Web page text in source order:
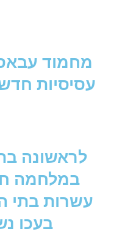
מחמוד
עסיסיות
לראשונה
במלחמה
עשרות בתי
בעכו